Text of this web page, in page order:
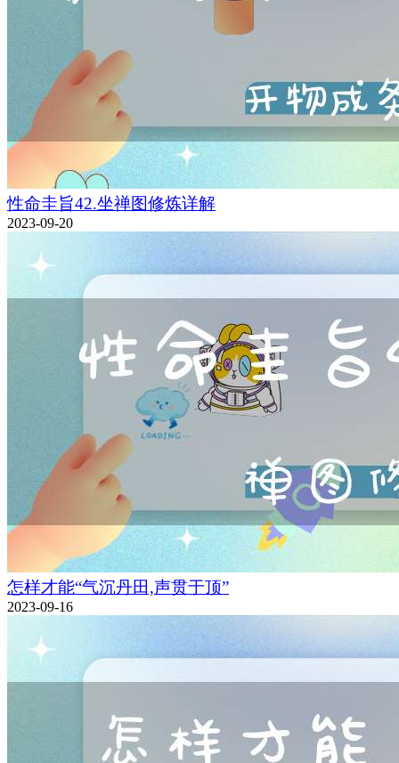
性命圭旨42.坐禅图修炼详解
2023-09-20
怎样才能“气沉丹田,声贯于顶”
2023-09-16